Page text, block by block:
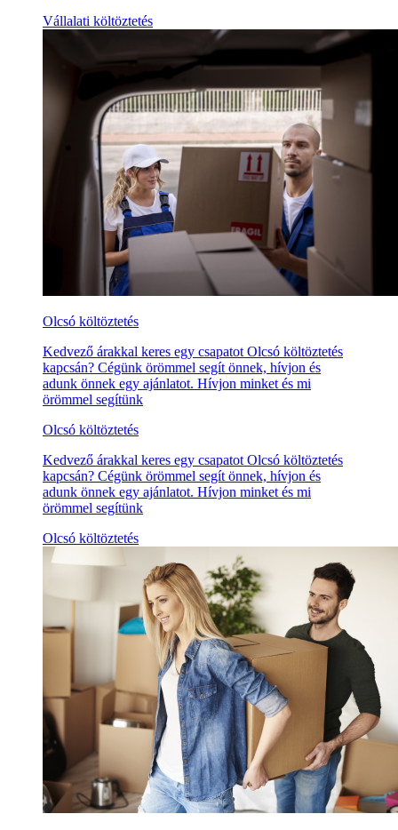
Vállalati költöztetés
Olcsó költöztetés
Kedvező árakkal keres egy csapatot Olcsó költöztetés
kapcsán? Cégünk örömmel segít önnek, hívjon és
adunk önnek egy ajánlatot. Hívjon minket és mi
örömmel segítünk
Olcsó költöztetés
Kedvező árakkal keres egy csapatot Olcsó költöztetés
kapcsán? Cégünk örömmel segít önnek, hívjon és
adunk önnek egy ajánlatot. Hívjon minket és mi
örömmel segítünk
Olcsó költöztetés